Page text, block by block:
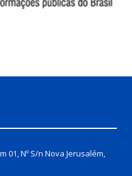
01, Nº S/n Nova Jerusalém,